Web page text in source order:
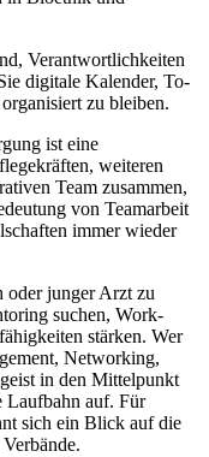
Verantwortlichkeiten
digitale Kalender, To-
zu bleiben.
ist eine
weiteren
Team zusammen,
von Teamarbeit
immer wieder
oder junger Arzt zu
suchen, Work-
stärken. Wer
Networking,
in den Mittelpunkt
Laufbahn auf. Für
sich ein Blick auf die